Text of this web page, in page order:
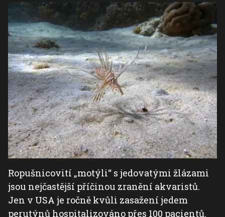
Ropušnicovití „motýli“ s jedovatými žlázami
jsou nejčastější příčinou zranění akvaristů.
Jen v USA je ročně kvůli zasažení jedem
perutýnů hospitalizováno přes 100 pacientů.